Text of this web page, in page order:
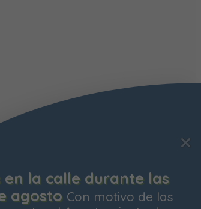
en la calle durante las
agosto Con motivo de las